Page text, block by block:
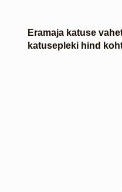
Eramaja katuse
katusepleki hind